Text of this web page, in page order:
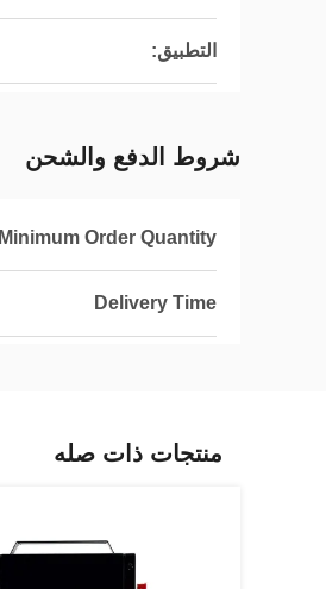
التطبيق:
شروط الدفع والشحن
Minimum Order Quantity
Delivery Time
منتجات ذات صله